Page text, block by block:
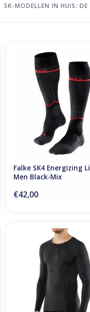
SK-MODELLEN IN HUIS: DE
Falke SK4 Energizing
Black-Mix
ADD TO CART
Falke SK4 Energizing
Men Black-Mix
€42,00
Falke Wool Tech Long
Shirt Regular M Black
ADD TO CART